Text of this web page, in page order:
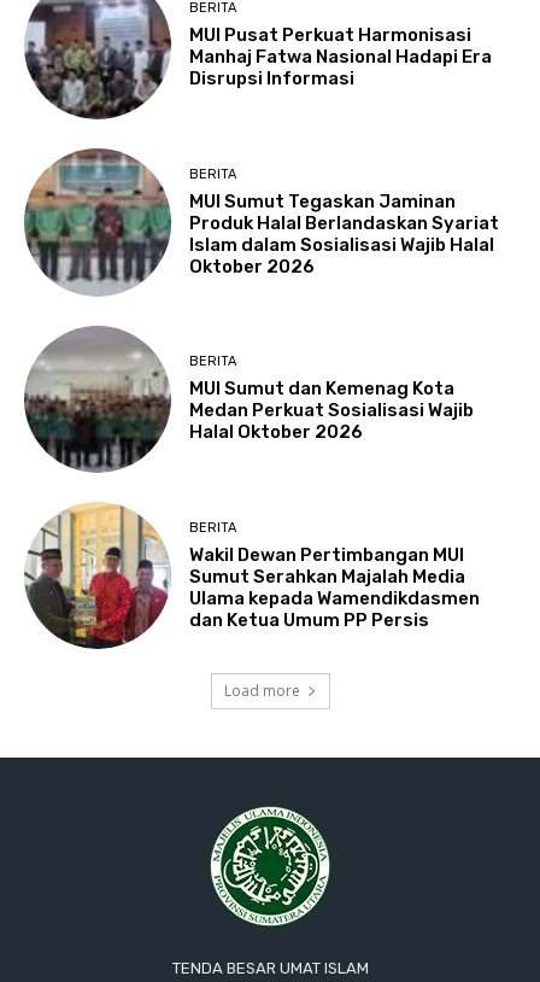
BERITA
MUI Pusat Perkuat Harmonisasi
Manhaj Fatwa Nasional Hadapi Era
Disrupsi Informasi
BERITA
MUI Sumut Tegaskan Jaminan
Produk Halal Berlandaskan Syariat
Islam dalam Sosialisasi Wajib Halal
Oktober 2026
BERITA
MUI Sumut dan Kemenag Kota
Medan Perkuat Sosialisasi Wajib
Halal Oktober 2026
BERITA
Wakil Dewan Pertimbangan MUI
Sumut Serahkan Majalah Media
Ulama kepada Wamendikdasmen
dan Ketua Umum PP Persis
Load more
TENDA BESAR UMAT ISLAM